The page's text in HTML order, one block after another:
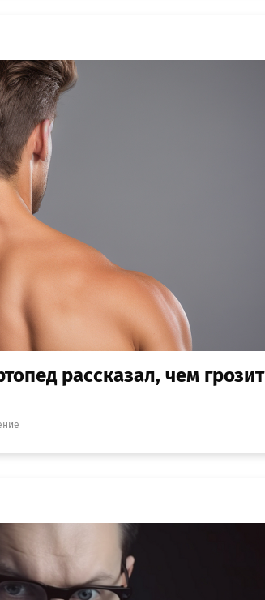
рассказал, чем грозит